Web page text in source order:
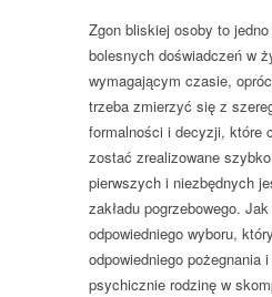
Zgon bliskiej osoby to
bolesnych doświadczeń w
wymagającym czasie,
trzeba zmierzyć się z
formalności i decyzji, które
zostać zrealizowane
pierwszych i niezbędnych
zakładu pogrzebowego.
odpowiedniego wyboru,
odpowiedniego pożegnania
psychicznie rodzinę w